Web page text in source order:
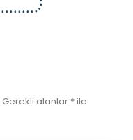
Gerekli alanlar *ile